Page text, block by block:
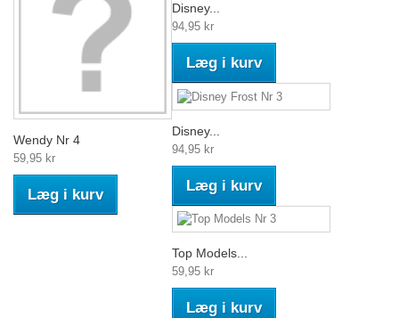
Wendy Nr 4
59,95 kr
Læg i kurv
Disney...
94,95 kr
Læg i kurv
Disney...
94,95 kr
Læg i kurv
Top Models...
59,95 kr
Læg i kurv